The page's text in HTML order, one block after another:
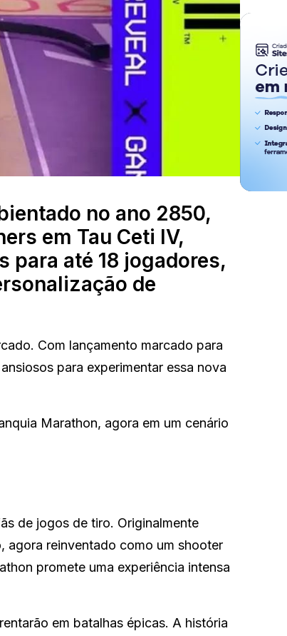
no ano 2850,
em Tau Ceti IV,
para até 18 jogadores,
de
Com lançamento marcado para
para experimentar essa nova
Marathon, agora em um cenário
de jogos de tiro. Originalmente
agora reinventado como um shooter
promete uma experiência intensa
em batalhas épicas. A história